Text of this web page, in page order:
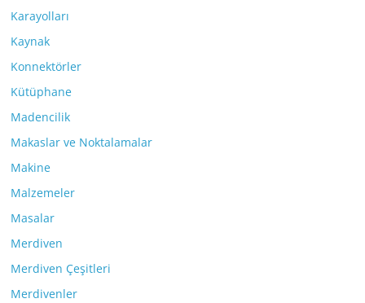
Karayolları
Kaynak
Konnektörler
Kütüphane
Madencilik
Makaslar ve Noktalamalar
Makine
Malzemeler
Masalar
Merdiven
Merdiven Çeşitleri
Merdivenler